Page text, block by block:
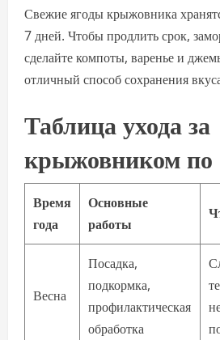
Свежие ягоды крыжовника
7 дней. Чтобы продлить срок,
сделайте компоты, варенье и
отличный способ сохранения
Таблица ухода за
крыжовником по
Время
года
Основные
работы
Весна
Посадка,
подкормка,
профилактическая
обработка